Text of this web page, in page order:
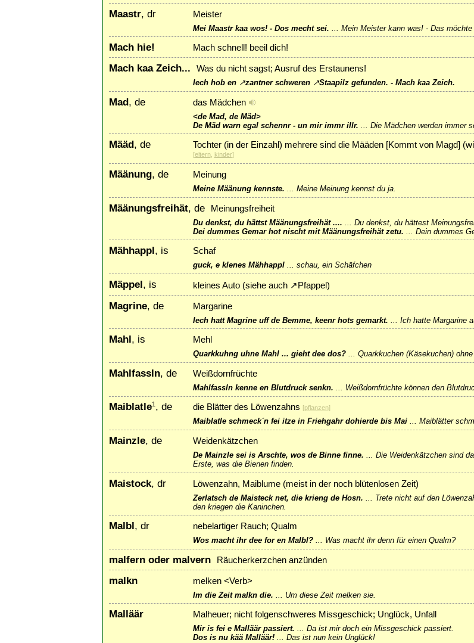
Maastr, dr Meister
Mei Maastr kaa wos! - Dos mecht sei. Mein Meister kann was! - Das möchte
Mach hie! Mach schnell! beeil dich!
Mach kaa Zeich... Was du nicht sagst; Ausruf des Erstaunens!
Iech hob en ↗zantnerschweren ↗Staapilzgefunden. - Mach kaa Zeich.
Mad, de das Mädchen
<de Mad, de Mäd>
De Mäd warn egal schennr - un mir immr illr.
Die Mädchen werden immer
Määd, de Tochter (in der Einzahl) mehrere sind die Määden [Kommt von Magd]
[eltern, kinder]
Määnung, de Meinung
Meine Määnung kennste. ... Meine Meinung kennst du ja.
Määnungsfreihät, de Meinungsfreiheit
Du denkst, du hättst Määnungsfreihät ....
Du denkst, du hättest
Dei dummes Gemar hot nischt mit Määnungsfreihät zetu.
Dein dummes
Mähhappl, is Schaf
guck, e klenes Mähhappl... schau, ein Schäfchen
Mäppel, is kleines Auto (siehe auch ↗ Pfappel)
Magrine, de Margarine
Iech hatt Magrine uff de Bemme, keenr hots gemarkt. Ich hatte Margarine
Mahl, is Mehl
Quarkkuhng uhne Mahl ... gieht dee dos?... Quarkkuchen (Käsekuchen)
Mahlfassln, de Weißdornfrüchte
Mahlfassln kenne en Blutdruck senkn. Weißdornfrüchte können den
Maiblatle1, de die Blätter des Löwenzahns [pflanzen]
Maiblatle schmeck´n fei itze in Friehgahr dohierde bis Mai... Maiblätter
Mainzle, de Weidenkätzchen
De Mainzle sei is Arschte, wos de Binne finne. ... Die Weidenkätzchen sind
Erste, was die Bienen finden.
Maistock, dr Löwenzahn, Maiblume (meist in der noch blütenlosen Zeit)
Zerlatsch de Maisteck net, die krieng de Hosn.
Trete nicht auf den
den kriegen die Kaninchen.
Malbl, dr nebelartiger Rauch; Qualm
Wos macht ihr dee for en Malbl?... Was macht ihr denn für einen Qualm?
malfern oder malvern Räucherkerzchen anzünden
malkn melken <Verb>
Im die Zeit malkn die. Um diese Zeit melken sie.
Malläär Malheuer; nicht folgenschweres Missgeschick; Unglück, Unfall
Mir is fei e Malläär passiert. ... Da ist mir doch ein Missgeschick passiert.
Dos is nu kää Malläär!... Das ist nun kein Unglück!